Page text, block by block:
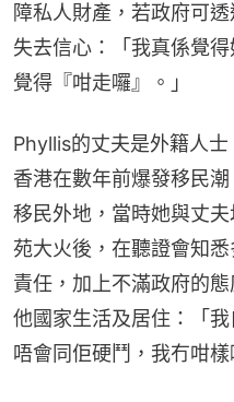
障私人財產，若政府可
失去信心：「我真係覺
覺得『咁走囉』。」
Phyllis的丈夫是外籍人
香港在數年前爆發移民
移民外地，當時她與丈
苑大火後，在聽證會知
責任，加上不滿政府的
他國家生活及居住：「
唔會同佢硬鬥，我冇咁